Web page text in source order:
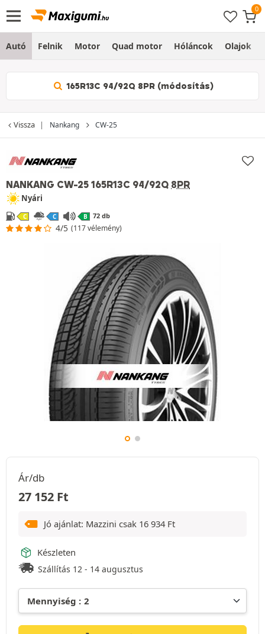
Autó Felnik Motor Quad motor Hóláncok Olajok
165R13C 94/92Q 8PR (módosítás)
Vissza Nankang CW-25
NANKANG CW-25 165R13C 94/92Q 8PR
Nyári
C C B 72 db
4/5 (117 vélemény)
Ár/db
27 152 Ft
Jó ajánlat: Mazzini csak 16 934 Ft
Készleten
Szállítás 12 - 14 augusztus